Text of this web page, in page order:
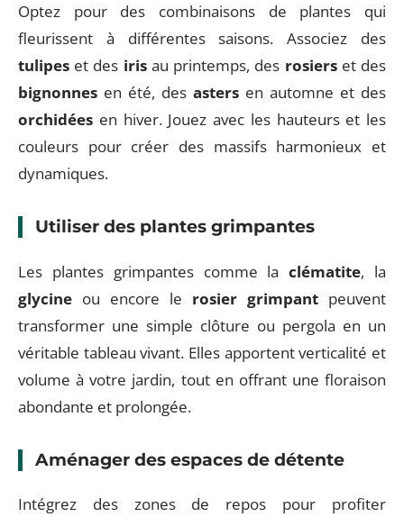
Optez pour des combinaisons de plantes qui
fleurissent à différentes saisons. Associez des
tulipes et des irisau printemps, des rosierset des
bignonnes en été, des asters en automne et des
orchidées en hiver. Jouez avec les hauteurs et les
couleurs pour créer des massifs harmonieux et
dynamiques.
Utiliser des plantes grimpantes
Les plantes grimpantes comme laclématite, la
glycine ou encore le rosier grimpant peuvent
transformer une simple clôture ou pergola en un
véritable tableau vivant. Elles apportent verticalité et
volume à votre jardin, tout en offrant une floraison
abondante et prolongée.
Aménager des espaces de détente
Intégrez des zones de repos pour profiter